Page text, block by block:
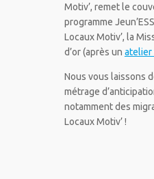
Motiv’, remet le
programme
Locaux Motiv’, la
d’or (après un atelier
Nous vous laissons
métrage
notamment des
Locaux Motiv’ !